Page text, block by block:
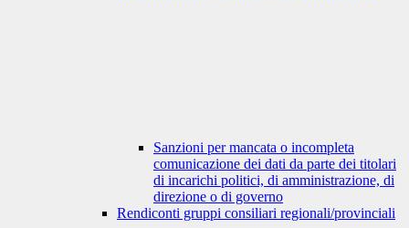
Sanzioni per mancata o incompleta
comunicazione dei dati da parte dei titolari
di incarichi politici, di amministrazione, di
direzione o di governo
Rendiconti gruppi consiliari regionali/provinciali